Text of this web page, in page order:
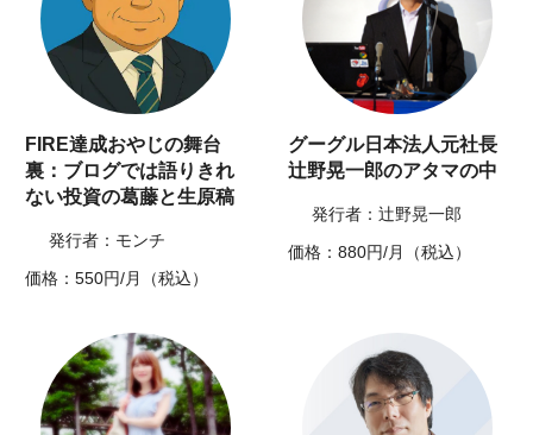
FIRE達成おやじの舞台
裏：ブログでは語りきれ
ない投資の葛藤と生原稿
発行者：モンチ
価格：550円/月（税込）
グーグル日本法人元社長
辻野晃一郎のアタマの中
発行者：辻野晃一郎
価格：880円/月（税込）